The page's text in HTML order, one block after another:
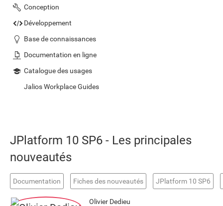
Conception
Développement
Base de connaissances
Documentation en ligne
Catalogue des usages
Jalios Workplace Guides
JPlatform 10 SP6 - Les principales
nouveautés
Documentation Fiches des nouveautés JPlatform 10 SP6
Olivier Dedieu